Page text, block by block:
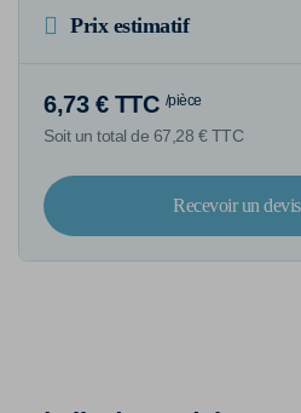
Prix estimatif
6,73 € TTC /pièce
Soit un total de 67,28 € TTC
Recevoir un